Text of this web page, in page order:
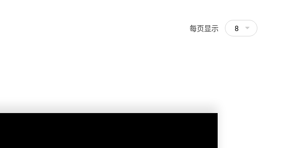
每页显示 8